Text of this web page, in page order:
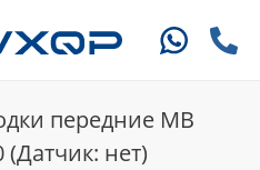
передние MB
(Датчик: нет)